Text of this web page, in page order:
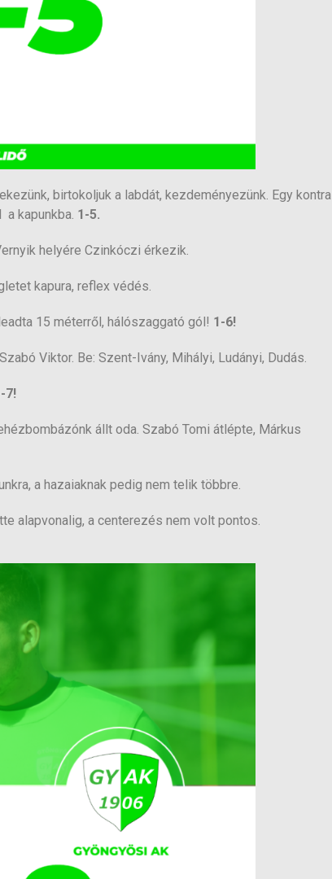
birtokoljuk a labdát, kezdeményezünk. Egy kontra
kapunkba. 1-5.
helyére Czinkóczi érkezik.
kapura, reflex védés.
15 méterről, hálószaggató gól! 1-6!
Viktor. Be: Szent-Ivány, Mihályi, Ludányi, Dudás.
7!
állt oda. Szabó Tomi átlépte, Márkus
a hazaiaknak pedig nem telik többre.
alapvonalig, a centerezés nem volt pontos.